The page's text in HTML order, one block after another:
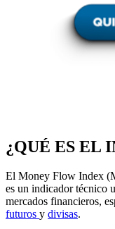
¿QUÉ ES EL
El Money Flow Index
es un indicador técnico
mercados financieros,
futuros y divisas.